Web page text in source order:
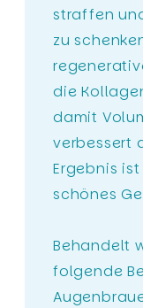
straffen
zu
die
damit
verbessert
Ergebnis
schönes
Behandelt
folgende